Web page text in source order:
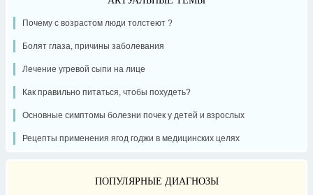
Почему с возрастом люди толстеют ?
Болят глаза, причины заболевания
Лечение угревой сыпи на лице
Как правильно питаться, чтобы похудеть?
Основные симптомы болезни почек у детей и взрослых
Рецепты применения ягод годжи в медицинских целях
ПОПУЛЯРНЫЕ ДИАГНОЗЫ